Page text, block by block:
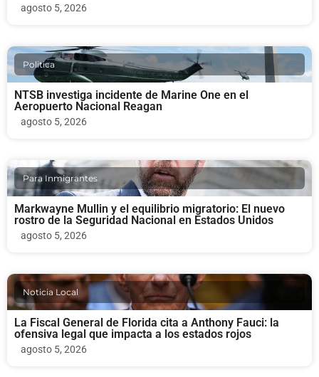
agosto 5, 2026
Politica
NTSB investiga incidente de Marine One en el
Aeropuerto Nacional Reagan
agosto 5, 2026
Para Inmigrantes
Markwayne Mullin y el equilibrio migratorio: El nuevo
rostro de la Seguridad Nacional en Estados Unidos
agosto 5, 2026
Noticia Local
La Fiscal General de Florida cita a Anthony Fauci: la
ofensiva legal que impacta a los estados rojos
agosto 5, 2026